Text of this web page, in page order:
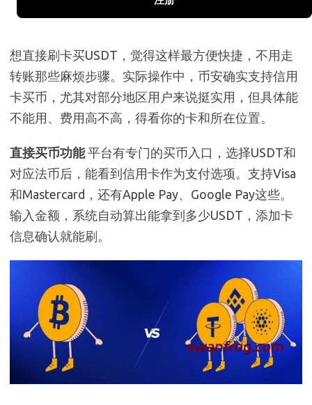
想直接刷卡买USDT，觉得这样最方便快捷，不用走
转账那些麻烦步骤。实际操作中，币安确实支持信用
卡买币，尤其对部分地区用户来说挺实用，但具体能
不能用、费用高不高，得看你的卡和所在位置。
直接买币功能平台有专门的买币入口，选择USDT和
对应法币后，能看到信用卡作为支付选项。支持Visa
和Mastercard，还有Apple Pay、Google Pay这些。
输入金额，系统自动算出能拿到多少USDT，添加卡
信息确认就能刷。